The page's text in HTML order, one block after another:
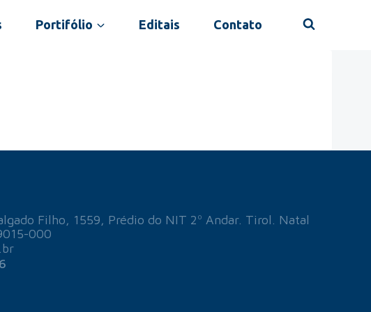
Portifólio Editais Contato
Filho, 1559, Prédio do NIT 2º Andar. Tirol. Natal
000